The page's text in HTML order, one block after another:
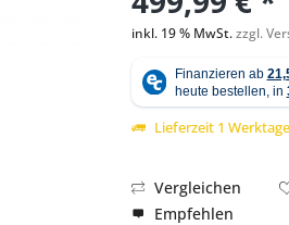
Abbildung ähnlich
inkl. 19 % MwSt.zzgl.
Lieferzeit 1 Werktage
Vergleichen
Empfehlen